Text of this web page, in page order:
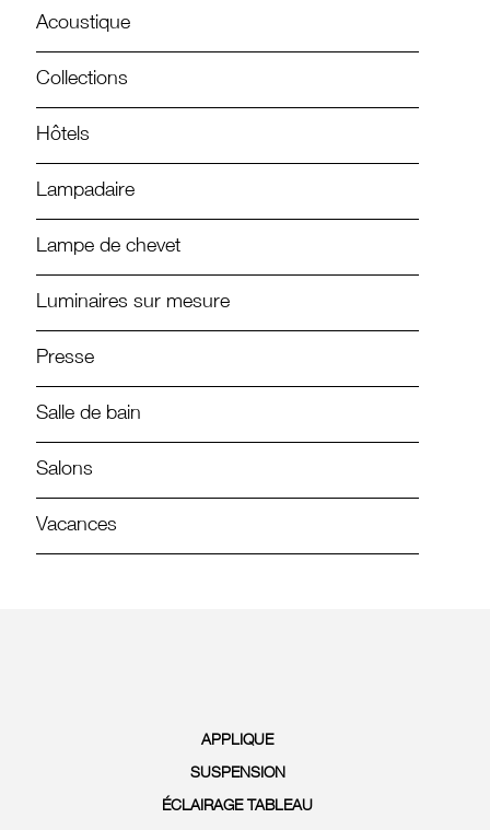
Acoustique
Collections
Hôtels
Lampadaire
Lampe de chevet
Luminaires sur mesure
Presse
Salle de bain
Salons
Vacances
APPLIQUE
SUSPENSION
ÉCLAIRAGE TABLEAU